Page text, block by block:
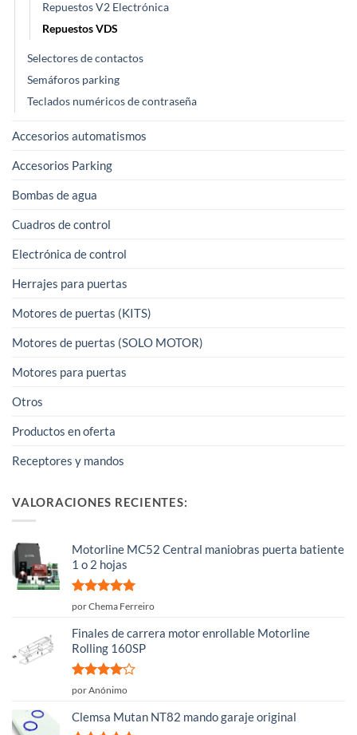
Repuestos V2 Electrónica
Repuestos VDS
Selectores de contactos
Semáforos parking
Teclados numéricos de contraseña
Accesorios automatismos
Accesorios Parking
Bombas de agua
Cuadros de control
Electrónica de control
Herrajes para puertas
Motores de puertas (KITS)
Motores de puertas (SOLO MOTOR)
Motores para puertas
Otros
Productos en oferta
Receptores y mandos
VALORACIONES RECIENTES:
Motorline MC52 Central maniobras puerta batiente
1 o 2 hojas
Valorado
por Chema Ferreiro
Finales de carrera motor enrollable Motorline
Rolling 160SP
Valorado
5
por Anónimo
Clemsa Mutan NT82 mando garaje original